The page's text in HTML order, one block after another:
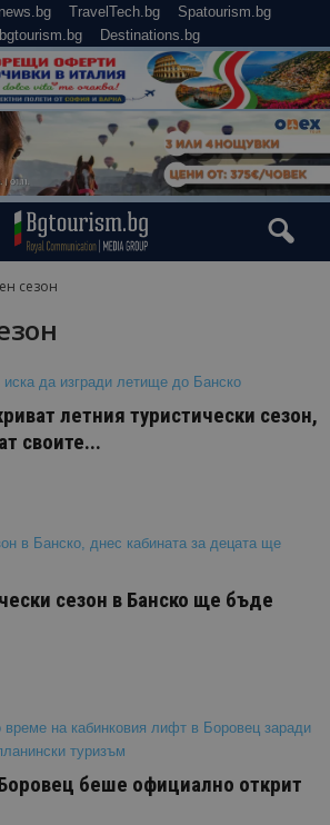
TravelTech.bg
Spatourism.bg
Destinations.bg
сезон
летния туристически сезон,
своите...
сезон в Банско ще бъде
беше официално открит